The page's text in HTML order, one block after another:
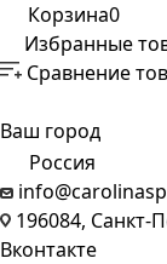
Корзина0
Избранные
Сравнение
Ваш город
Россия
196084, Санкт-
Вконтакте